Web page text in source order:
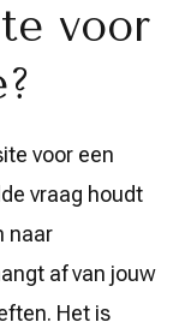
voor
voor een
vraag houdt
naar
af van jouw
Het is